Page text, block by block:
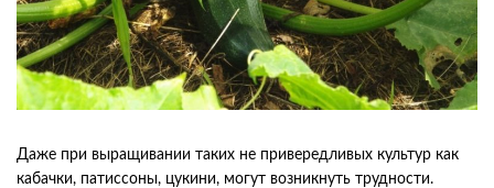
Даже при выращивании таких не привередливых культур как
кабачки, патиссоны, цукини, могут возникнуть трудности.